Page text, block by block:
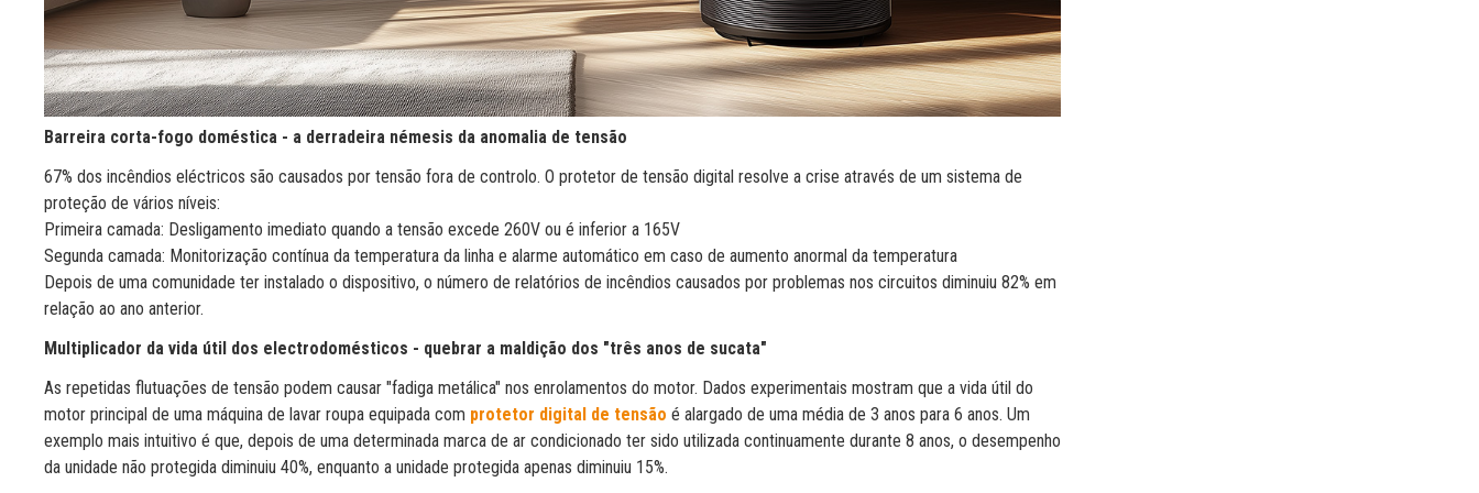
Barreira corta-fogo doméstica - a derradeira némesis da anomalia de tensão
67% dos incêndios eléctricos são causados por tensão fora de controlo. O protetor de tensão digital resolve a crise através de um sistema de
proteção de vários níveis:
Primeira camada: Desligamento imediato quando a tensão excede 260V ou é inferior a 165V
Segunda camada: Monitorização contínua da temperatura da linha e alarme automático em caso de aumento anormal da temperatura
Depois de uma comunidade ter instalado o dispositivo, o número de relatórios de incêndios causados por problemas nos circuitos diminuiu 82% em
relação ao ano anterior.
Multiplicador da vida útil dos electrodomésticos - quebrar a maldição dos "três anos de sucata"
As repetidas flutuações de tensão podem causar "fadiga metálica" nos enrolamentos do motor. Dados experimentais mostram que a vida útil do
motor principal de uma máquina de lavar roupa equipada com protetor digital de tensão é alargado de uma média de 3 anos para 6 anos. Um
exemplo mais intuitivo é que, depois de uma determinada marca de ar condicionado ter sido utilizada continuamente durante 8 anos, o desempenho
da unidade não protegida diminuiu 40%, enquanto a unidade protegida apenas diminuiu 15%.